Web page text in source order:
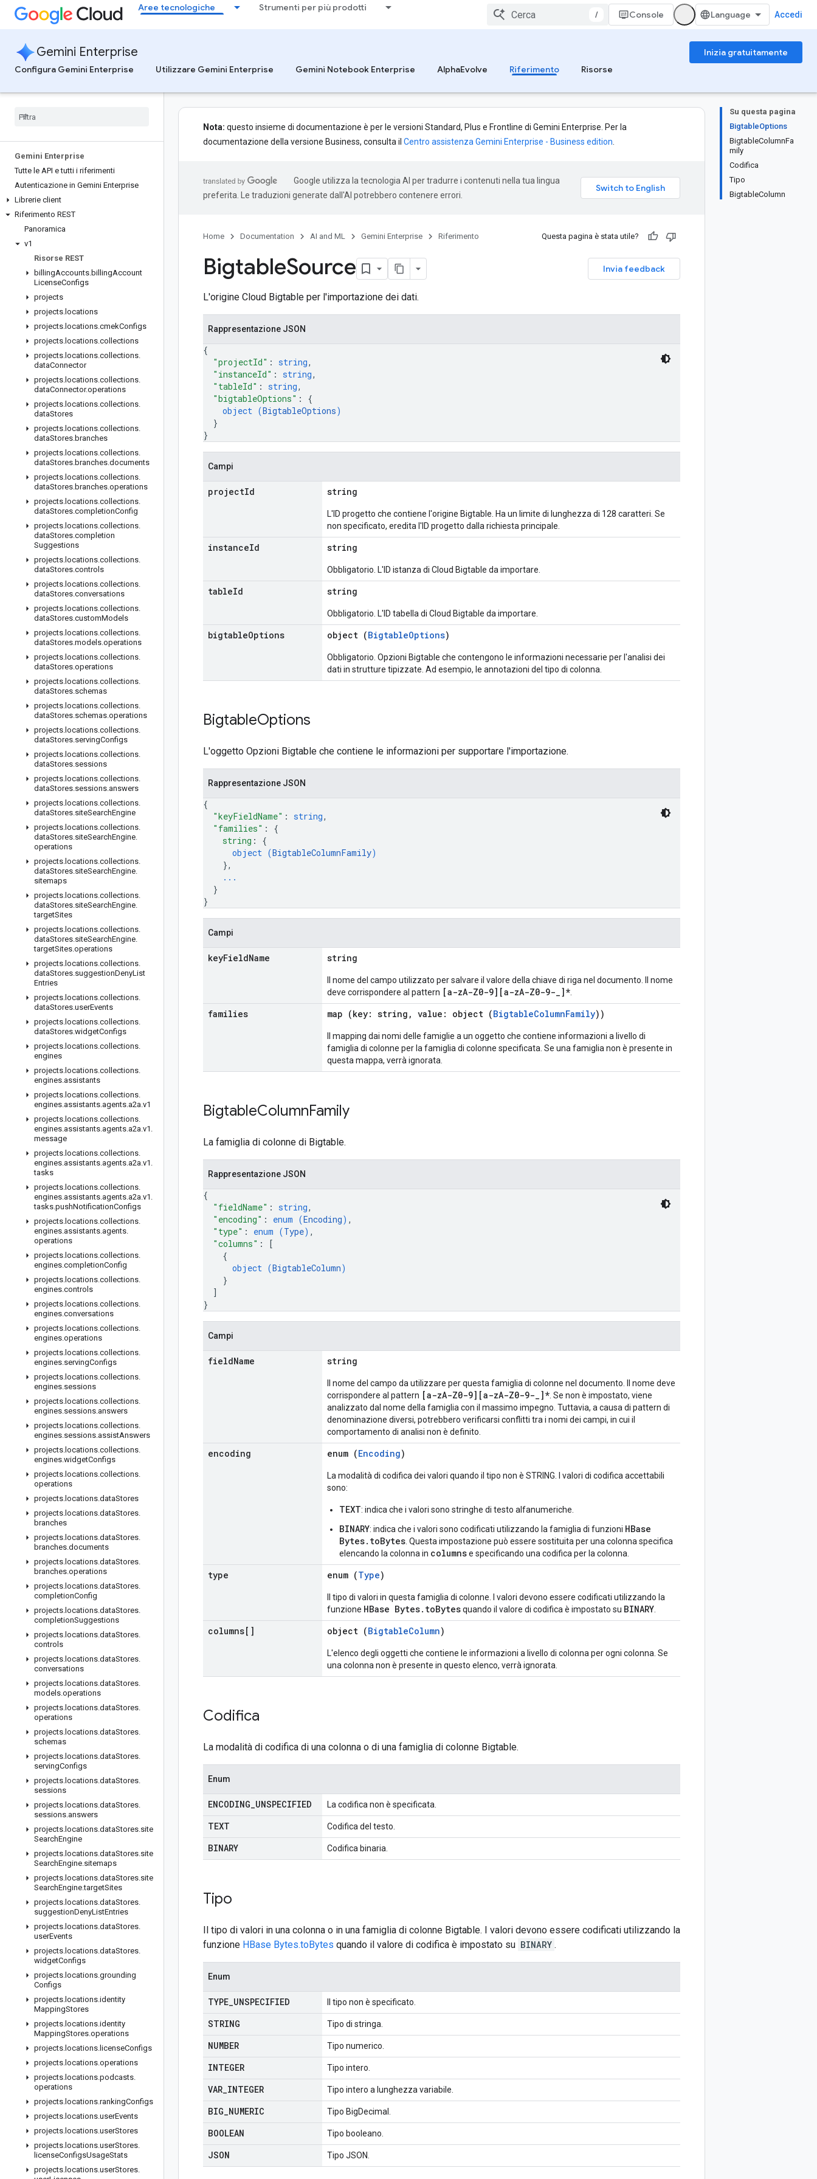
Aree tecnologiche Strumenti per più prodotti
/ Console Accedi
Gemini Enterprise
Inizia gratuitamente
Configura Gemini Enterprise
Utilizzare Gemini Enterprise Gemini Notebook Enterprise AlphaEvolve Riferimento Risorse
Gemini Enterprise
Tutte le API e tutti i riferimenti
Autenticazione in Gemini Enterprise
Librerie client
Riferimento REST
Panoramica
v1
Risorse REST
billingAccounts.billingAccount
LicenseConfigs
projects
projects. locations
projects. locations.cmekConfigs
projects. locations.collections
projects. locations.collections.
dataConnector
projects. locations.collections.
dataConnector.operations
projects. locations.collections.
dataStores
projects. locations.collections.
dataStores.branches
projects. locations.collections.
dataStores.branches.documents
projects. locations.collections.
dataStores.branches.operations
projects. locations.collections.
dataStores.completionConfig
projects. locations.collections.
dataStores.completion
Suggestions
projects. locations.collections.
dataStores.controls
projects. locations.collections.
dataStores.conversations
projects. locations.collections.
dataStores.customModels
projects. locations.collections.
dataStores.models.operations
projects. locations.collections.
dataStores.operations
projects. locations.collections.
dataStores.schemas
projects. locations.collections.
dataStores.schemas.operations
projects. locations.collections.
dataStores.servingConfigs
projects. locations.collections.
dataStores.sessions
projects. locations.collections.
dataStores.sessions.answers
projects. locations.collections.
dataStores.siteSearchEngine
projects. locations.collections.
dataStores.siteSearchEngine.
operations
projects. locations.collections.
dataStores.siteSearchEngine.
sitemaps
projects. locations.collections.
dataStores.siteSearchEngine.
targetSites
projects. locations.collections.
dataStores.siteSearchEngine.
targetSites.operations
projects. locations.collections.
dataStores.suggestionDenyList
Entries
projects. locations.collections.
dataStores.userEvents
projects. locations.collections.
dataStores.widgetConfigs
projects. locations.collections.
engines
projects. locations.collections.
engines.assistants
projects. locations.collections.
engines.assistants.agents.a2a.v1
projects. locations.collections.
engines.assistants.agents.a2a.v1 .
message
projects. locations.collections.
engines.assistants.agents.a2a.v1 .
tasks
projects. locations.collections.
engines.assistants.agents.a2a.v1 .
tasks.pushNotificationConfigs
projects. locations.collections.
engines.assistants.agents.
operations
projects. locations.collections.
engines.completionConfig
projects. locations.collections.
engines.controls
projects. locations.collections.
engines.conversations
projects. locations.collections.
engines.operations
projects. locations.collections.
engines.servingConfigs
projects. locations.collections.
engines.sessions
projects. locations.collections.
engines.sessions.answers
projects. locations.collections.
engines.sessions.assistAnswers
projects. locations.collections.
engines.widgetConfigs
projects. locations.collections.
operations
projects. locations.dataStores
projects. locations.dataStores.
branches
projects. locations.dataStores.
branches.documents
projects. locations.dataStores.
branches.operations
projects. locations.dataStores.
completionConfig
projects. locations.dataStores.
completionSuggestions
projects. locations.dataStores.
controls
projects. locations.dataStores.
conversations
projects. locations.dataStores.
models.operations
projects. locations.dataStores.
operations
projects. locations.dataStores.
schemas
projects. locations.dataStores.
servingConfigs
projects. locations.dataStores.
sessions
projects. locations.dataStores.
sessions.answers
projects. locations.dataStores.site
SearchEngine
projects. locations.dataStores.site
SearchEngine.sitemaps
projects. locations.dataStores.site
SearchEngine.targetSites
projects. locations.dataStores.
suggestionDenyListEntries
projects. locations.dataStores.
userEvents
projects. locations.dataStores.
widgetConfigs
projects. locations.grounding
Configs
projects. locations.identity
MappingStores
projects. locations.identity
MappingStores.operations
projects. locations. licenseConfigs
projects. locations.operations
projects. locations.podcasts.
operations
projects. locations.rankingConfigs
projects. locations.userEvents
projects. locations.userStores
projects. locations.userStores.
licenseConfigsUsageStats
projects. locations.userStores.
Su questa pagina
BigtableOptions
BigtableColumnFa
mily
Codifica
Tipo
BigtableColumn
Nota: questo insieme di documentazione è per le versioni Standard, Plus e Frontline di Gemini Enterprise. Per la
documentazione della versione Business, consulta il Centro assistenza Gemini Enterprise - Business edition
Google utilizza la tecnologia AI per tradurre i contenuti nella tua lingua
preferita. Le traduzioni generate dall'AI potrebbero contenere errori.
Home Documentation AI and ML Gemini Enterprise Riferimento Questa pagina è stata utile?
Invia feedback
BigtableSource
L'origine Cloud Bigtable per l'importazione dei dati.
Rappresentazione JSON
{
"projectId" : string,
"instanceId" : string,
"tableId" : string,
"bigtableOptions" : {
object (BigtableOptions)
}
}
Campi
projectId string
L'ID progetto che contiene l'origine Bigtable. Ha un limite di lunghezza di 128 caratteri. Se
non specificato, eredita l'ID progetto dalla richiesta principale.
instanceId string
Obbligatorio. L'ID istanza di Cloud Bigtable da importare.
tableId string
Obbligatorio. L'ID tabella di Cloud Bigtable da importare.
bigtableOptions object (BigtableOptions)
Obbligatorio. Opzioni Bigtable che contengono le informazioni necessarie per l'analisi dei
dati in strutture tipizzate. Ad esempio, le annotazioni del tipo di colonna.
BigtableOptions
L'oggetto Opzioni Bigtable che contiene le informazioni per supportare l'importazione.
Rappresentazione JSON
{
"keyFieldName" : string,
"families" : {
string : {
object (BigtableColumnFamily)
},
...
}
}
Campi
keyFieldName string
Il nome del campo utilizzato per salvare il valore della chiave di riga nel documento. Il nome
deve corrispondere al pattern [a-zA-Z0-9][a-zA-Z0-9-_]*
families map (key: string, value: object (BigtableColumnFamily))
Il mapping dai nomi delle famiglie a un oggetto che contiene informazioni a livello di
famiglia di colonne per la famiglia di colonne specificata. Se una famiglia non è presente in
questa mappa, verrà ignorata.
BigtableColumnFamily
La famiglia di colonne di Bigtable.
Rappresentazione JSON
{
"fieldName" : string,
"encoding" : enum (Encoding) ,
"type" : enum (Type) ,
"columns" :
[
{
object (BigtableColumn)
}
]
}
Campi
fieldName string
Il nome del campo da utilizzare per questa famiglia di colonne nel documento. Il nome deve
corrispondere al pattern [a-zA-Z0-9][a-zA-Z0-9-_]* . Se non è impostato, viene
analizzato dal nome della famiglia con il massimo impegno. Tuttavia, a causa di pattern di
denominazione diversi, potrebbero verificarsi conflitti tra i nomi dei campi, in cui il
comportamento di analisi non è definito.
encoding enum (Encoding)
La modalità di codifica dei valori quando il tipo non è STRING. I valori di codifica accettabili
sono:
TEXT: indica che i valori sono stringhe di testo alfanumeriche.
BINARY: indica che i valori sono codificati utilizzando la famiglia di funzioni HBase
Bytes.toBytes . Questa impostazione può essere sostituita per una colonna specifica
elencando la colonna in columnse specificando una codifica per la colonna.
type enum (Type)
Il tipo di valori in questa famiglia di colonne. I valori devono essere codificati utilizzando la
funzione HBase Bytes.toBytesquando il valore di codifica è impostato su BINARY
columns[] object (BigtableColumn)
L'elenco degli oggetti che contiene le informazioni a livello di colonna per ogni colonna. Se
una colonna non è presente in questo elenco, verrà ignorata.
Codifica
La modalità di codifica di una colonna o di una famiglia di colonne Bigtable.
Enum
ENCODING UNSPECIFIED La codifica non è specificata.
TEXT Codifica del testo.
BINARY Codifica binaria.
Tipo
Il tipo di valori in una colonna o in una famiglia di colonne Bigtable. I valori devono essere codificati utilizzando la
funzione HBase Bytes.toBytes quando il valore di codifica è impostato su BINARY .
Enum
TYPE UNSPECIFIED Il tipo non è specificato.
STRING Tipo di stringa.
NUMBER Tipo numerico.
INTEGER Tipo intero.
VAR INTEGER Tipo intero a lunghezza variabile.
BIG NUMERIC Tipo BigDecimal.
BOOLEAN Tipo booleano.
JSON Tipo JSON.